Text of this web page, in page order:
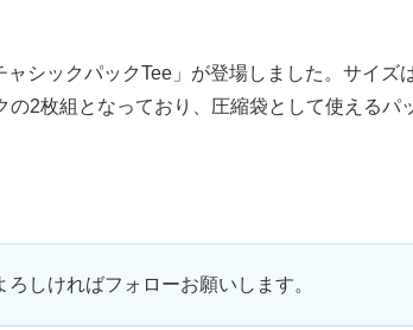
シックパックTee」が登場しました。サイズ
2枚組となっており、圧縮袋として使えるパ
しければフォローお願いします。